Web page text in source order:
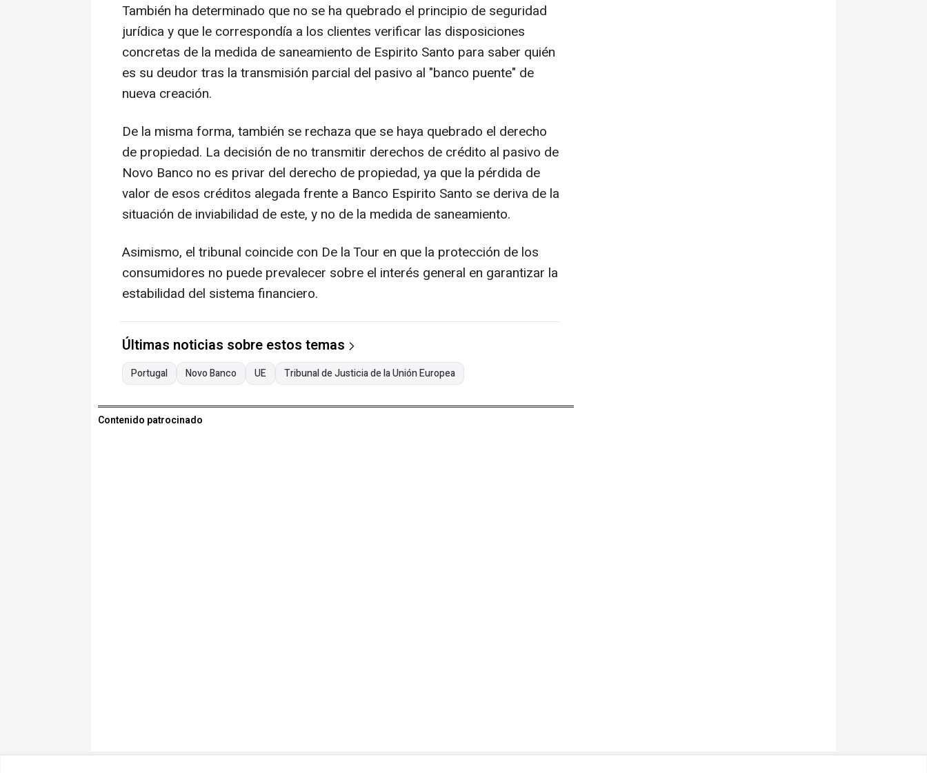
También ha determinado que no se ha quebrado el principio de seguridad
jurídica y que le correspondía a los clientes verificar las disposiciones
concretas de la medida de saneamiento de Espirito Santo para saber quién
es su deudor tras la transmisión parcial del pasivo al "banco puente" de
nueva creación.
De la misma forma, también se rechaza que se haya quebrado el derecho
de propiedad. La decisión de no transmitir derechos de crédito al pasivo de
Novo Banco no es privar del derecho de propiedad, ya que la pérdida de
valor de esos créditos alegada frente a Banco Espirito Santo se deriva de la
situación de inviabilidad de este, y no de la medida de saneamiento.
Asimismo, el tribunal coincide con De la Tour en que la protección de los
consumidores no puede prevalecer sobre el interés general en garantizar la
estabilidad del sistema financiero.
Últimas noticias sobre estos temas
Portugal Novo Banco UE Tribunal de Justicia de la Unión Europea
Contenido patrocinado